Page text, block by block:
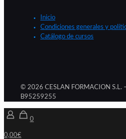
Inicio
Condiciones generales y
Catálogo de cursos
© 2026 CESLAN FORMACION S.L.
B95259255
0
0,00€